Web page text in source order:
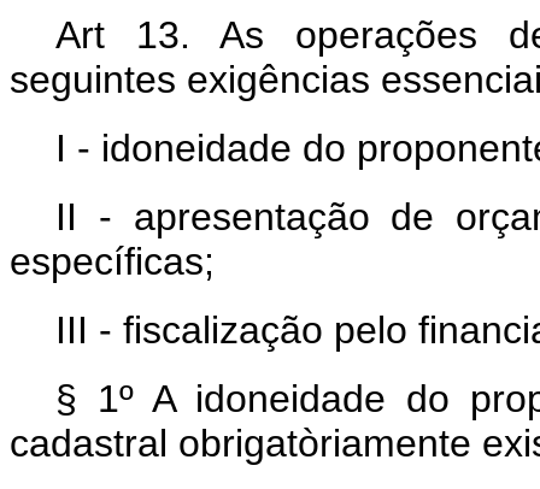
Art 13. As operações
seguintes exigências
I - idoneidade do
II - apresentação de
específicas;
III - fiscalização pelo
§ 1º A idoneidade do
cadastral obrigatòriamente